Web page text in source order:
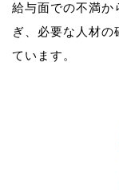
給与面での不満か
ぎ、必要な人材
ています。